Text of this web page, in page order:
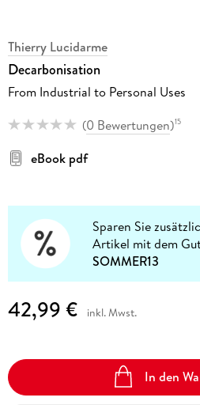
Thierry Lucidarme
Decarbonisation
From Industrial to Personal Uses
(0 Bewertungen)15
eBook pdf
Sparen Sie
Artikel mit dem
SOMMER13
42,99 € inkl. Mwst.
In den